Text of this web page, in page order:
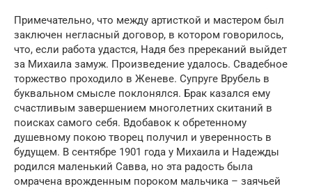
Примечательно, что между артисткой и мастером был
заключен негласный договор, в котором говорилось,
что, если работа удастся, Надя без пререканий выйдет
за Михаила замуж. Произведение удалось. Свадебное
торжество проходило в Женеве. Супруге Врубель в
буквальном смысле поклонялся. Брак казался ему
счастливым завершением многолетних скитаний в
поисках самого себя. Вдобавок к обретенному
душевному покою творец получил и уверенность в
будущем. В сентябре 1901 года у Михаила и Надежды
родился маленький Савва, но эта радость была
омрачена врожденным пороком мальчика – заячьей